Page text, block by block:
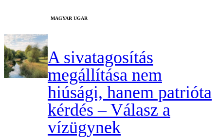
MAGYAR UGAR
A sivatagosítás
megállítása nem
hiúsági, hanem patrióta
kérdés – Válasz a
vízügynek